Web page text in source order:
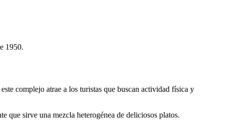
1950.
complejo atrae a los turistas que buscan actividad física y
que sirve una mezcla heterogénea de deliciosos platos.